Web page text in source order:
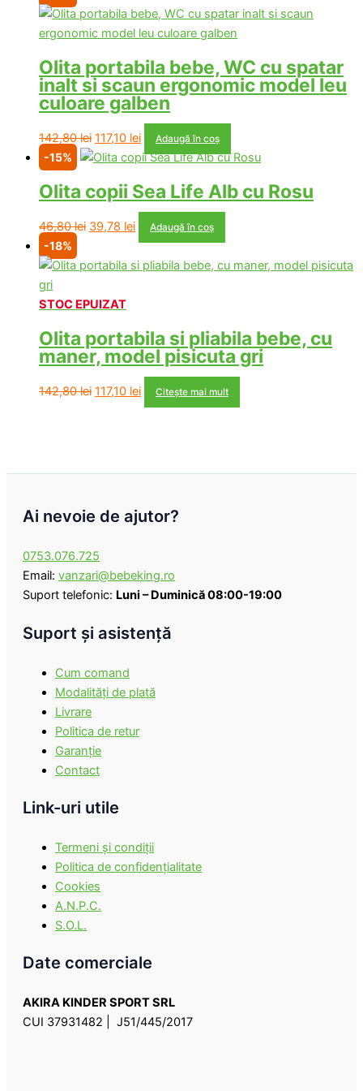
a
fost:
este:
127,00 lei.
Olita portabila bebe, WC cu spatar
inalt si scaun ergonomic model leu
culoare galben
142,80lei Prețul
inițial
fost:
142,80 lei.
117,10 leiPrețul
curent
117,10 lei.
Adaugă în coș
-15%
Olita copii Sea Life Alb cu Rosu
46,80lei Prețul
a
46,80 lei.
39,78 leiPrețul
curent
este:
Adaugă în coș
-18%
STOC EPUIZAT
Olita portabila si pliabila bebe, cu
maner, model pisicuta gri
142,80lei Prețul
117,10 leiPrețul
curent
Citește mai mult
Ai nevoie de ajutor?
0753.076.725
Email: vanzari@bebeking.ro
Suport telefonic: Luni – Duminică 08:00-19:00
Suport şi asistenţă
Cum comand
Modalităţi de plată
Livrare
Politica de retur
Garanţie
Contact
Link-uri utile
Termeni şi condiţii
Politica de confidenţialitate
Cookies
A.N.P.C.
S.O.L.
Date comerciale
AKIRA KINDER SPORT SRL
CUI 37931482 | J51/445/2017